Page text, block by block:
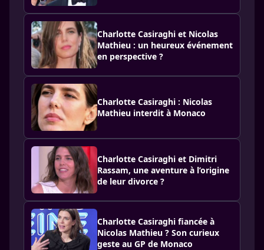
Charlotte Casiraghi et Nicolas
Mathieu : un heureux événement
en perspective ?
Charlotte Casiraghi : Nicolas
Mathieu interdit à Monaco
Charlotte Casiraghi et Dimitri
Rassam, une aventure à l’origine
de leur divorce ?
Charlotte Casiraghi fiancée à
Nicolas Mathieu ? Son curieux
geste au GP de Monaco